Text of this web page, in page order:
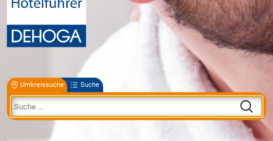
Umkreissuche Suche